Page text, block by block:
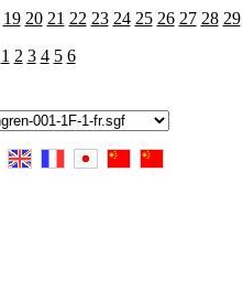
19 20 21 22 23 24 25 26 27 28 29
1 2 3 4 5 6